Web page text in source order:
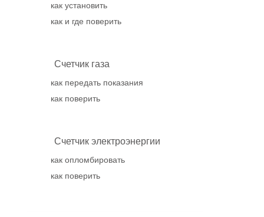
как установить
как и где поверить
Счетчик газа
как передать показания
как поверить
Счетчик электроэнергии
как опломбировать
как поверить